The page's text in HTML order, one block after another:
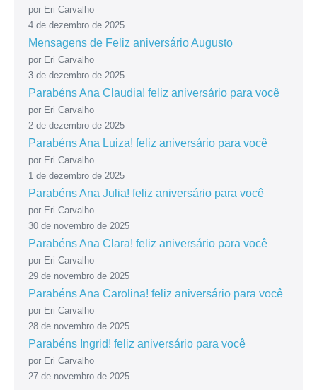
por Eri Carvalho
4 de dezembro de 2025
Mensagens de Feliz aniversário Augusto
por Eri Carvalho
3 de dezembro de 2025
Parabéns Ana Claudia! feliz aniversário para você
por Eri Carvalho
2 de dezembro de 2025
Parabéns Ana Luiza! feliz aniversário para você
por Eri Carvalho
1 de dezembro de 2025
Parabéns Ana Julia! feliz aniversário para você
por Eri Carvalho
30 de novembro de 2025
Parabéns Ana Clara! feliz aniversário para você
por Eri Carvalho
29 de novembro de 2025
Parabéns Ana Carolina! feliz aniversário para você
por Eri Carvalho
28 de novembro de 2025
Parabéns Ingrid! feliz aniversário para você
por Eri Carvalho
27 de novembro de 2025